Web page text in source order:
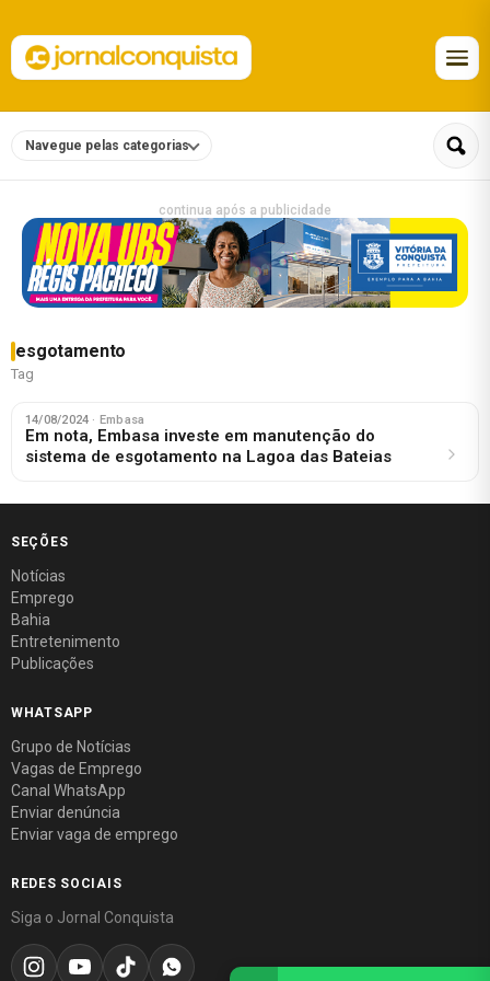
Navegue pelas categorias
continua após a publicidade
esgotamento
Tag
14/08/2024 · Embasa
Em nota, Embasa investe em manutenção do
sistema de esgotamento na Lagoa das Bateias
SEÇÕES
Notícias
Emprego
Bahia
Entretenimento
Publicações
WHATSAPP
Grupo de Notícias
Vagas de Emprego
Canal WhatsApp
Enviar denúncia
Enviar vaga de emprego
REDES SOCIAIS
Siga o Jornal Conquista